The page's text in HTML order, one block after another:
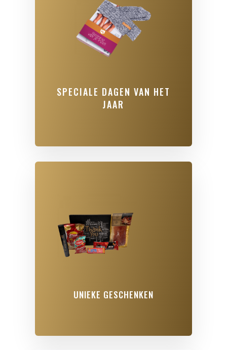
SPECIALE DAGEN VAN HET
JAAR
UNIEKE GESCHENKEN